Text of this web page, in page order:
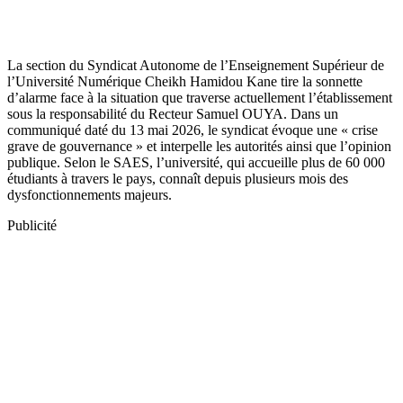
La section du Syndicat Autonome de l’Enseignement Supérieur de
l’Université Numérique Cheikh Hamidou Kane tire la sonnette
d’alarme face à la situation que traverse actuellement l’établissement
sous la responsabilité du Recteur Samuel OUYA. Dans un
communiqué daté du 13 mai 2026, le syndicat évoque une « crise
grave de gouvernance » et interpelle les autorités ainsi que l’opinion
publique. Selon le SAES, l’université, qui accueille plus de 60 000
étudiants à travers le pays, connaît depuis plusieurs mois des
dysfonctionnements majeurs.
Publicité